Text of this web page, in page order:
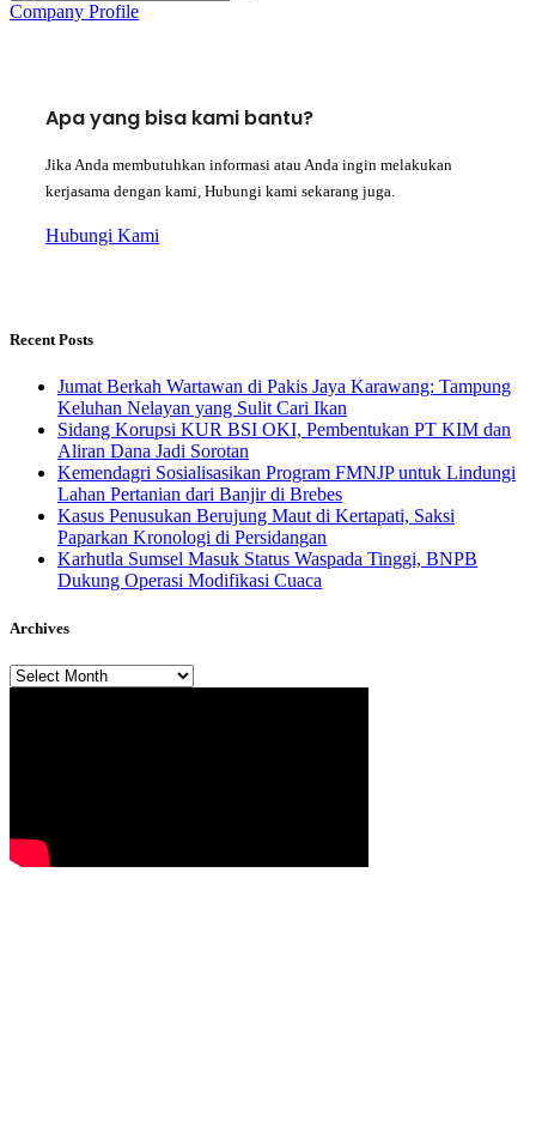
Company Profile
Apa yang bisa kami bantu?
Jika Anda membutuhkan informasi atau Anda ingin melakukan
kerjasama dengan kami, Hubungi kami sekarang juga.
Hubungi Kami
Recent Posts
Jumat Berkah Wartawan di Pakis Jaya Karawang: Tampung
Keluhan Nelayan yang Sulit Cari Ikan
Sidang Korupsi KUR BSI OKI, Pembentukan PT KIM dan
Aliran Dana Jadi Sorotan
Kemendagri Sosialisasikan Program FMNJP untuk Lindungi
Lahan Pertanian dari Banjir di Brebes
Kasus Penusukan Berujung Maut di Kertapati, Saksi
Paparkan Kronologi di Persidangan
Karhutla Sumsel Masuk Status Waspada Tinggi, BNPB
Dukung Operasi Modifikasi Cuaca
Archives
Archives